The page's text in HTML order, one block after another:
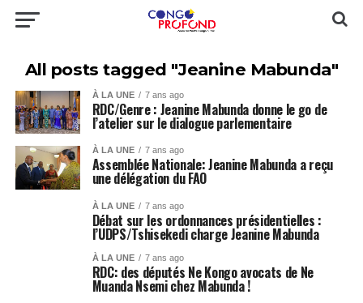
All posts tagged "Jeanine Mabunda"
À LA UNE 7 ans ago
RDC/Genre : Jeanine Mabunda donne le go de
l’atelier sur le dialogue parlementaire
À LA UNE 7 ans ago
Assemblée Nationale: Jeanine Mabunda a reçu
une délégation du FAO
À LA UNE 7 ans ago
Débat sur les ordonnances présidentielles :
l’UDPS/Tshisekedi charge Jeanine Mabunda
À LA UNE 7 ans ago
RDC: des députés Ne Kongo avocats de Ne
Muanda Nsemi chez Mabunda !